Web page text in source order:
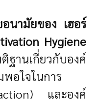
นามัยของ เฮอร์
Hygiene
นเกี่ยวกับองค์
อใจในการ
และองค์